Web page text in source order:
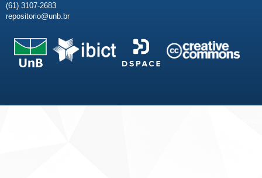
(61) 3107-2683
repositorio@unb.br